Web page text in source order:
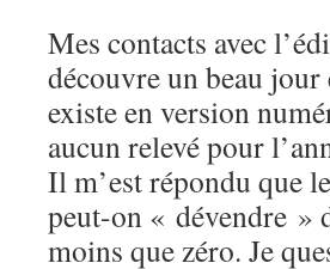
Mes contacts avec
découvre un beau
existe en version
aucun relevé pour
Il m’est répondu que
peut-on « dévendre »
moins que zéro. Je